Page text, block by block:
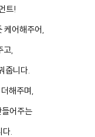
트!
어해주어,
,
줍니다.
해주며,
어주는
.